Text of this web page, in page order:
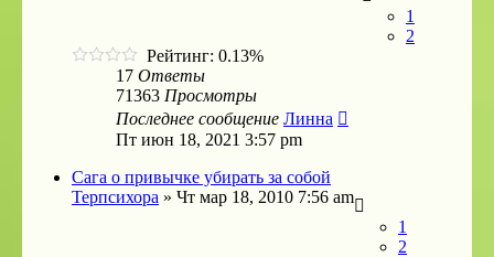
1
2
Рейтинг: 0.13%
17 Ответы
71363 Просмотры
Последнее сообщение Линна
Пт июн 18, 2021 3:57 pm
Сага о привычке убирать за собой
Терпсихора » Чт мар 18, 2010 7:56 am
1
2